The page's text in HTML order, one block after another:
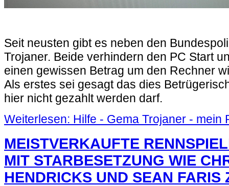
Seit neusten gibt es neben den
Trojaner. Beide verhindern den PC Start
einen gewissen Betrag um den Rechner
Als erstes sei gesagt das dies
hier nicht gezahlt werden darf.
Weiterlesen: Hilfe - Gema Trojaner - mein
MEISTVERKAUFTE
MIT STARBESETZUNG WIE
HENDRICKS UND SEAN FARIS